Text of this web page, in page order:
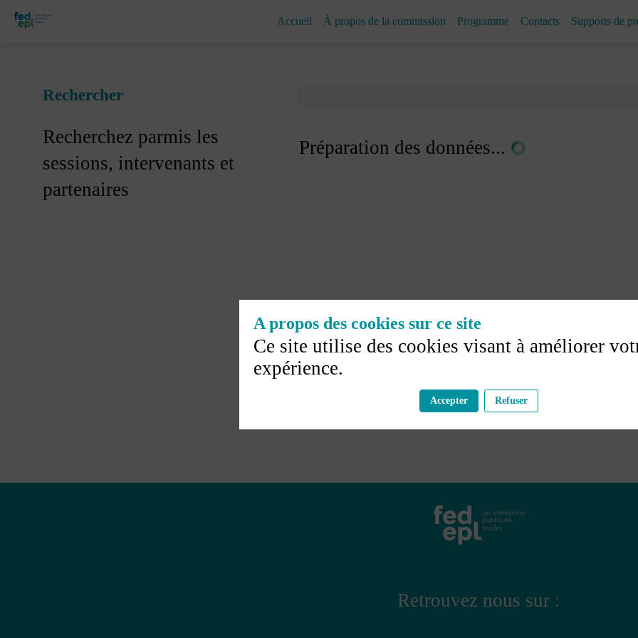
Accueil À propos de la commission Programme Contacts Supports de
Rechercher
Recherchez parmis les
sessions, intervenants et
partenaires
Préparation des données...
Retrouvez nous sur :
A propos des cookies sur ce site
Ce site utilise des cookies visant à améliorer
expérience.
Accepter Refuser